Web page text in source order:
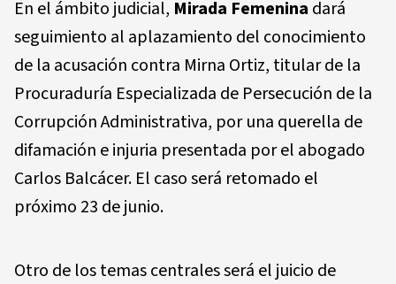
En el ámbito judicial, Mirada Femenina dará
seguimiento al aplazamiento del conocimiento
de la acusación contra Mirna Ortiz, titular de la
Procuraduría Especializada de Persecución de la
Corrupción Administrativa, por una querella de
difamación e injuria presentada por el abogado
Carlos Balcácer. El caso será retomado el
próximo 23 de junio.
Otro de los temas centrales será el juicio de